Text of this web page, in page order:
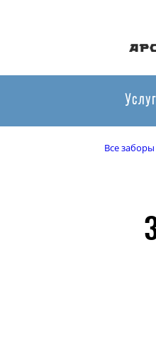
Все заборы